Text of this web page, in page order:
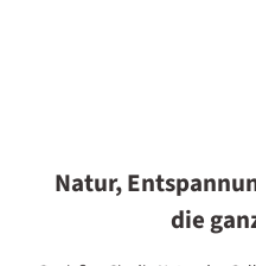
Natur,
die